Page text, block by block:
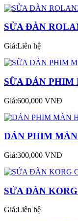
SỬA ĐÀN
Giá:Liên hệ
SỮA DÁN
Giá:600,000 VNĐ
DÁN PHIM
Giá:300,000 VNĐ
SỬA ĐÀN
Giá:Liên hệ